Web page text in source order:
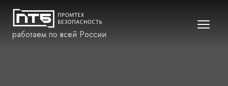
работаем по всей России